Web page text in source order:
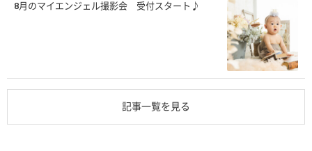
8月のマイエンジェル撮影会 受付スタート♪
記事一覧を見る